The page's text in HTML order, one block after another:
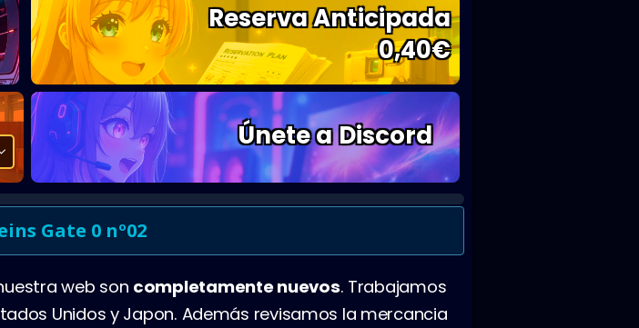
Reserva Anticipada
0,40€
Únete a Discord
Gate 0 nº02
web son completamente nuevos. Trabajamos
Unidos y Japon. Además revisamos la mercancia